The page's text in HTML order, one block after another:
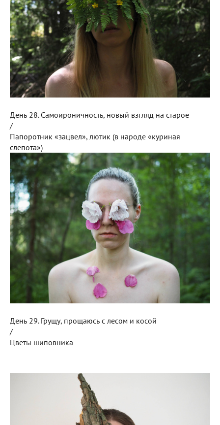
День 28. Самоироничность, новый взгляд на старое
/
Папоротник «зацвел», лютик (в народе «куриная
слепота»)
День 29. Грущу, прощаюсь с лесом и косой
/
Цветы шиповника